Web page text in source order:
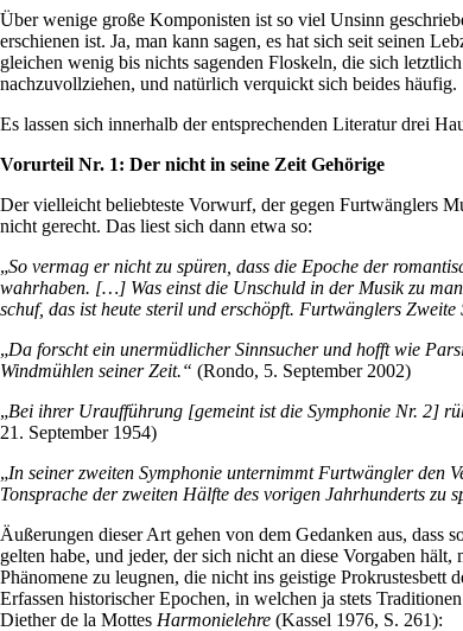
Über wenige große Komponisten ist so viel Unsinn
erschienen ist. Ja, man kann sagen, es hat sich seit seinen
gleichen wenig bis nichts sagenden Floskeln, die sich
nachzuvollziehen, und natürlich verquickt sich beides häufig.
Es lassen sich innerhalb der entsprechenden Literatur drei
Vorurteil Nr. 1: Der nicht in seine Zeit Gehörige
Der vielleicht beliebteste Vorwurf, der gegen Furtwänglers
nicht gerecht. Das liest sich dann etwa so:
„So vermag er nicht zu spüren, dass die Epoche der
wahrhaben. […] Was einst die Unschuld in der Musik zu
schuf, das ist heute steril und erschöpft. Furtwänglers
„Da forscht ein unermüdlicher Sinnsucher und hofft wie
Windmühlen seiner Zeit.“ (Rondo, 5. September 2002)
„Bei ihrer Uraufführung [gemeint ist die Symphonie Nr. 2]
21. September 1954)
„In seiner zweiten Symphonie unternimmt Furtwängler den
Tonsprache der zweiten Hälfte des vorigen Jahrhunderts zu
Äußerungen dieser Art gehen von dem Gedanken aus, dass
gelten habe, und jeder, der sich nicht an diese Vorgaben
Phänomene zu leugnen, die nicht ins geistige
Erfassen historischer Epochen, in welchen ja stets
Diether de la Mottes Harmonielehre (Kassel 1976, S. 261):